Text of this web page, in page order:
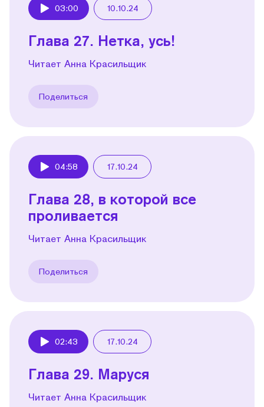
03:00 10.10.24
Глава 27. Нетка, усь!
Читает Анна Красильщик
Поделиться
04:58 17.10.24
Глава 28, в которой все
проливается
Читает Анна Красильщик
Поделиться
02:43 17.10.24
Глава 29. Маруся
Читает Анна Красильщик